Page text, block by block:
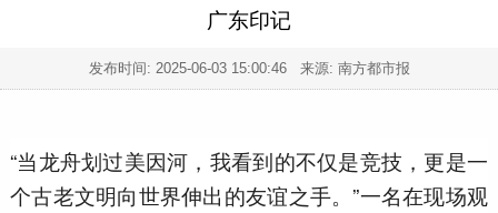
广东印记
发布时间: 2025-06-03 15:00:46来源: 南方都市报
“当龙舟划过美因河，我看到的不仅是竞技，更是一
个古老文明向世界伸出的友谊之手。”一名在现场观